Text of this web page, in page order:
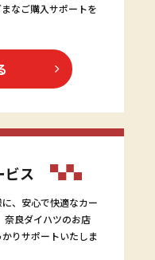
なご購入サポートを
ビス
、安心で快適なカー
奈良ダイハツのお店
りサポートいたしま